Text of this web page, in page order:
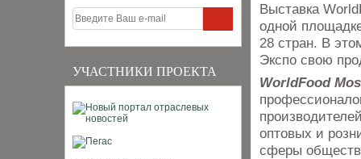
УЧАСТНИКИ ПРОЕКТА
Выставка
одной
28 стран. В
Экспо свою
WorldFood
оптовых и
сферы